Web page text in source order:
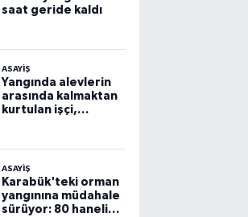
saat geride kaldı
ASAYİŞ
Yangında alevlerin
arasında kalmaktan
kurtulan işçi,
panik yaşadı
ASAYİŞ
Karabük'teki orman
yangınına müdahale
sürüyor: 80 haneli